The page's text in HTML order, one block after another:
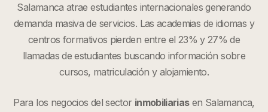
Salamanca atrae estudiantes internacionales generando
demanda masiva de servicios. Las academias de idiomas y
centros formativos pierden entre el 23% y 27% de
llamadas de estudiantes buscando información sobre
cursos, matriculación y alojamiento.
Para los negocios del sector inmobiliariasen Salamanca,